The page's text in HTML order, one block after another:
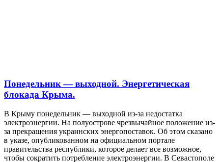
Понедельник — выходной. Энергетическая
блокада Крыма.
В Крыму понедельник — выходной из-за недостатка
электроэнергии. На полуострове чрезвычайное положение из-
за прекращения украинских энергопоставок. Об этом сказано
в указе, опубликованном на официальном портале
правительства республики, которое делает все возможное,
чтобы сократить потребление электроэнергии. В Севастополе